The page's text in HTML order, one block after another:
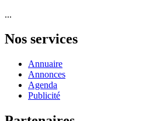
...
Nos services
Annuaire
Annonces
Agenda
Publicité